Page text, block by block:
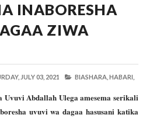
INABORESHA
ZIWA
JULY 03, 2021 BIASHARA, HABARI,
Abdallah Ulega amesema serikali
uvuvi wa dagaa hasusani katika